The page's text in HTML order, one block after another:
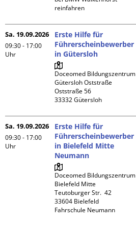
reinfahren
Sa. 19.09.2026
09:30 - 17:00
Uhr
Erste Hilfe für
Führerscheinbewerber
in Gütersloh
Doceomed Bildungszentrum
Gütersloh Oststraße
Oststraße 56
Sa. 19.09.2026
09:30 - 17:00
Uhr
Erste Hilfe für
Führerscheinbewerber
in Bielefeld Mitte
Neumann
Doceomed Bildungszentrum
Bielefeld Mitte
Teutoburger Str.  42
33604 Bielefeld
Fahrschule Neumann